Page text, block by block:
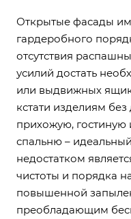
Открытые фасады
гардеробного
отсутствия
усилий достать
или выдвижных
кстати изделиям
прихожую,
спальню –
недостатком
чистоты и порядка
повышенной
преобладающим